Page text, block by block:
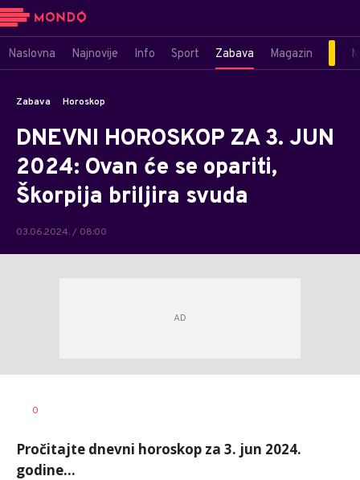
Naslovna Najnovije Info Sport Zabava Magazin
Zabava Horoskop
DNEVNI HOROSKOP ZA 3. JUN
2024: Ovan će se opariti,
Škorpija briljira svuda
03.06.2024. / 08:00
AUTOR
0
Pročitajte dnevni horoskop za 3. jun 2024.
godine...